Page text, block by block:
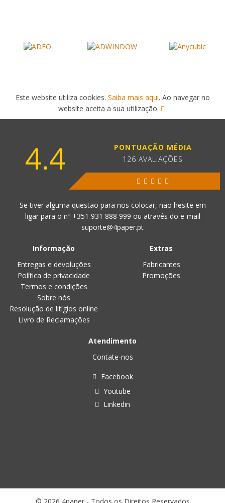
Este website utiliza cookies. Saiba mais aqui. Ao navegar no
website aceita a sua utilização.
4.4
PONTUAÇÃO MÉDIA
126 AVALIAÇÕES
Se tiver alguma questão para nos colocar, não hesite em
ligar para o nº +351 931 888 999 ou através do e-mail
suporte@4paper.pt
Informação
Entregas e devoluções
Política de privacidade
Termos e condições
Sobre nós
Resolução de litígios online
Livro de Reclamações
Extras
Fabricantes
Promoções
Atendimento
Contate-nos
Facebook
Youtube
Linkedin